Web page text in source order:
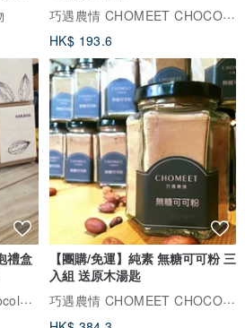
巧遇農情 CHOMEET CHOCOLATE
HK$ 193.6
禮盒
Kakawa Tree To Bar Chocolate
【團購/免運】純素 無糖可可粉 三
入組 送原木湯匙
巧遇農情 CHOMEET CHOCOLATE